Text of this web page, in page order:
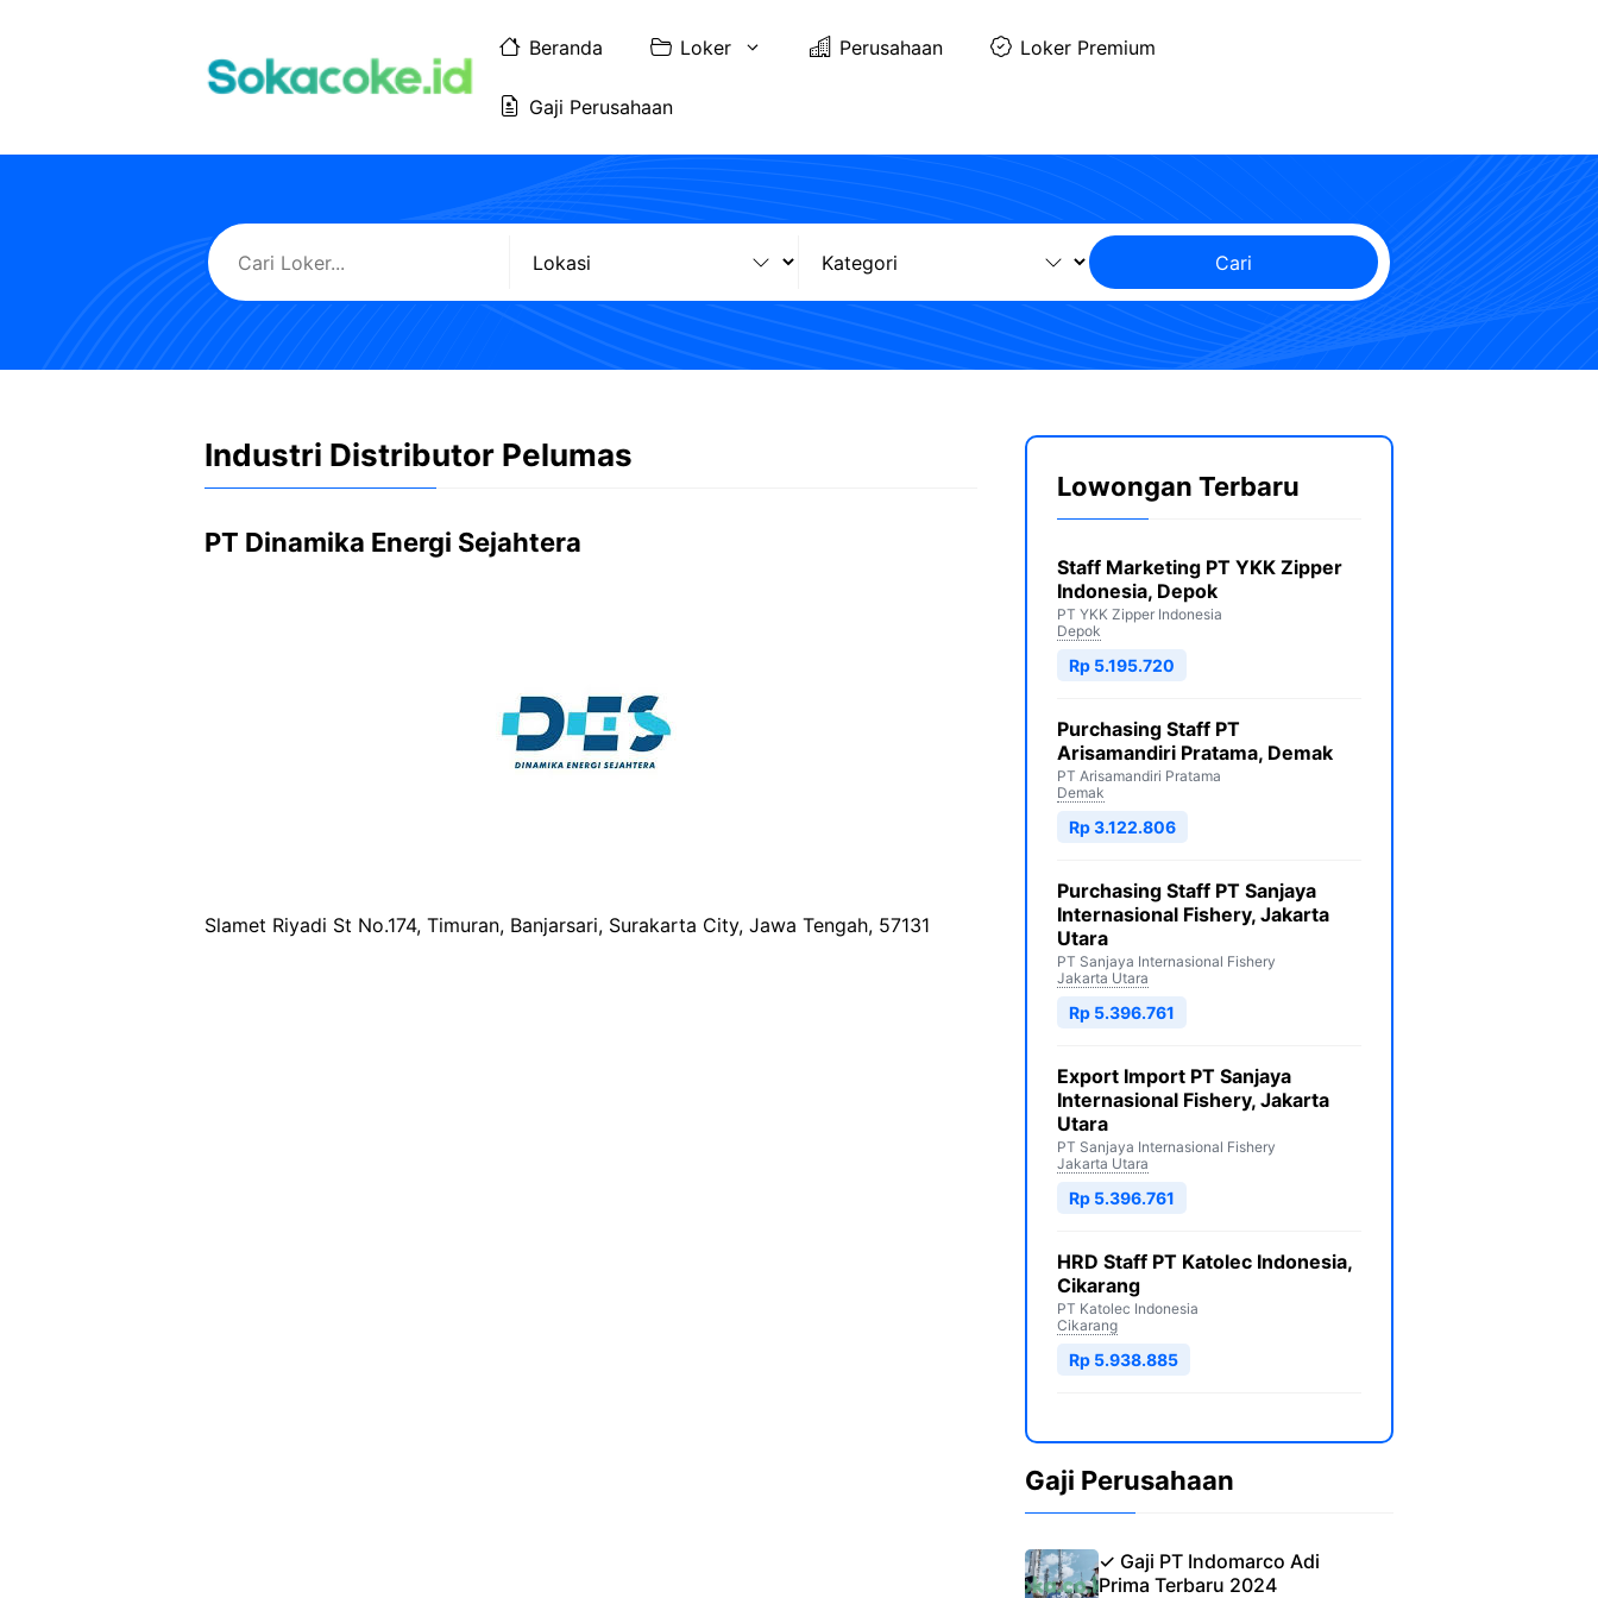
Beranda Loker Perusahaan Loker Premium
Gaji Perusahaan
Cari
Industri Distributor Pelumas
PT Dinamika Energi Sejahtera
Slamet Riyadi St No.174, Timuran, Banjarsari, Surakarta City, Jawa Tengah, 57131
Lowongan Terbaru
Staff Marketing PT YKK Zipper
Indonesia, Depok
PT YKK Zipper Indonesia
Depok
Rp 5.195.720
Purchasing Staff PT
Arisamandiri Pratama, Demak
PT Arisamandiri Pratama
Demak
Rp 3.122.806
Purchasing Staff PT Sanjaya
Internasional Fishery, Jakarta
Utara
PT Sanjaya Internasional Fishery
Jakarta Utara
Rp 5.396.761
Export Import PT Sanjaya
Internasional Fishery, Jakarta
Utara
PT Sanjaya Internasional Fishery
Jakarta Utara
Rp 5.396.761
HRD Staff PT Katolec Indonesia,
Cikarang
PT Katolec Indonesia
Cikarang
Rp 5.938.885
Gaji Perusahaan
✓ Gaji PT Indomarco Adi
Prima Terbaru 2024